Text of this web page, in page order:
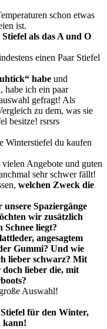
schon etwas
ist.
Stiefel als das A und O
einen Paar Stiefel
habe und
habe ich ein paar
gefragt! Als
zu dem, was sie
besitze! rsrsrs
Winterstiefel du kaufen
Angebote und guten
sehr schwer fällt!
welchen Zweck die
Spaziergänge
wir zusätzlich
liegt?
angesagtem
Gummi? Und wie
lieber schwarz? Mit
doch lieber die, mit
Auswahl!
für den Winter,
kann!